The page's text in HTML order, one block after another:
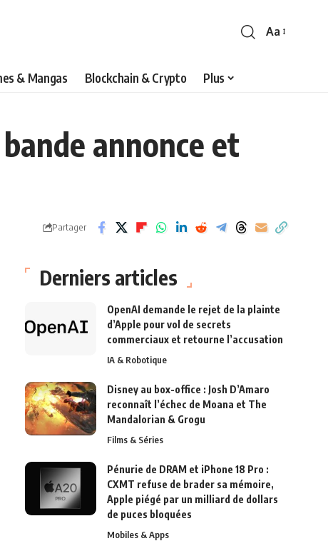
Aa
& Mangas Blockchain & Crypto Plus
annonce et
Partager
Derniers articles
OpenAI demande le rejet de la plainte
d’Apple pour vol de secrets
commerciaux et retourne l’accusation
IA & Robotique
Disney au box-office : Josh D’Amaro
reconnaît l’échec de Moana et The
Mandalorian & Grogu
Films & Séries
Pénurie de DRAM et iPhone 18 Pro :
CXMT refuse de brader sa mémoire,
Apple piégé par un milliard de dollars
de puces bloquées
Mobiles & Apps